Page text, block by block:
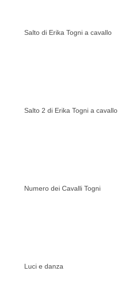
Salto di Erika Togni a cavallo
Salto 2 di Erika Togni a cavallo
Numero dei Cavalli Togni
Luci e danza